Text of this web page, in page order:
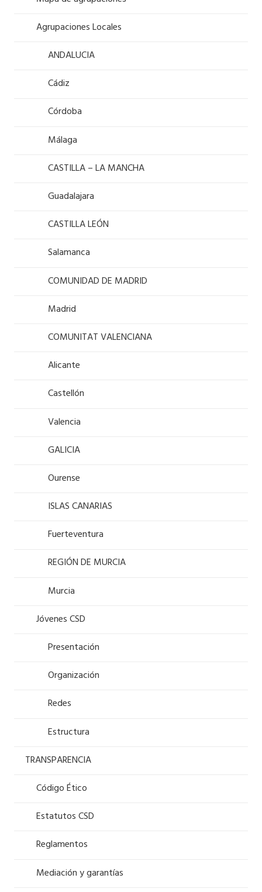
Agrupaciones Locales
ANDALUCIA
Cádiz
Córdoba
Málaga
CASTILLA – LA MANCHA
Guadalajara
CASTILLA LEÓN
Salamanca
COMUNIDAD DE MADRID
Madrid
COMUNITAT VALENCIANA
Alicante
Castellón
Valencia
GALICIA
Ourense
ISLAS CANARIAS
Fuerteventura
REGIÓN DE MURCIA
Murcia
Jóvenes CSD
Presentación
Organización
Redes
Estructura
TRANSPARENCIA
Código Ético
Estatutos CSD
Reglamentos
Mediación y garantías